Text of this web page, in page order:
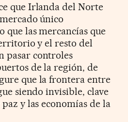
que Irlanda del Norte
único
las mercancías que
y el resto del
pasar controles
de la región, de
que la frontera entre
siendo invisible, clave
y las economías de la